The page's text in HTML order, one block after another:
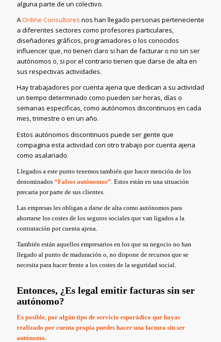
alguna parte de un colectivo.
AOnline Consultores nos han llegado personas perteneciente
a diferentes sectores como profesores particulares,
diseñadores gráficos, programadores o los conocidos
influencer que, no tienen claro si han de facturar o no sin ser
autónomos o, si por el contrario tienen que darse de alta en
sus respectivas actividades.
Hay trabajadores por cuenta ajena que dedican a su actividad
un tiempo determinado como pueden ser horas, días o
semanas especificas, como autónomos discontinuos en cada
mes, trimestre o en un año.
Estos autónomos discontinuos puede ser gente que
compagina esta actividad con otro trabajo por cuenta ajena
como asalariado.
Llegados a este punto tenemos también que hacer mención de los
denominados “Falsos autónomos” . Estos están en una situación
precaria por parte de sus clientes.
Las empresas les obligan a darse de alta como autónomos para
ahorrarse los costes de los seguros sociales que van ligados a la
contratación por cuenta ajena.
También están aquellos empresarios en los que su negocio no han
llegado al punto de maduración o, no dispone de recursos que se
necesita para hacer frente a los costes de la seguridad social.
Entonces, ¿Es legal emitir facturas sin ser
autónomo?
Es posible, por algún tipo de servicio esporádico que hayas
realizado por cuenta propia puedes hacer una factura sin ser
autónomo.